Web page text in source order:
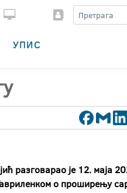
УПИС
разговарао је 12. маја
о проширењу